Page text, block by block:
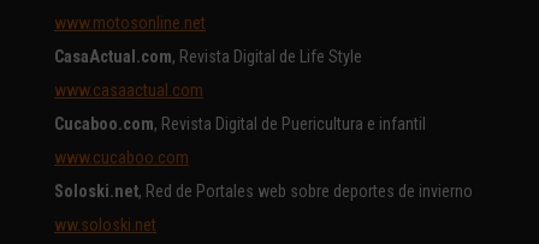
www.motosonline.net
CasaActual.com, Revista Digital de Life Style
www.casaactual.com
Cucaboo.com, Revista Digital de Puericultura e infantil
www.cucaboo.com
Soloski.net, Red de Portales web sobre deportes de invierno
ww.soloski.net